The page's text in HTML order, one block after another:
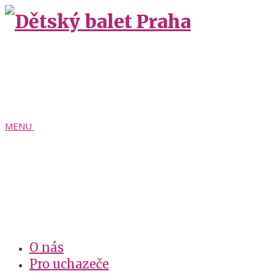
MENU
O nás
Pro uchazeče